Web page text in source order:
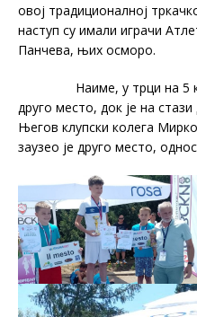
овој традиционалној
наступ су имали играчи
Панчева, њих осморо.
Наиме, у трци на 5 км
друго место, док је на
Његов клупски колега
заузео је друго место,